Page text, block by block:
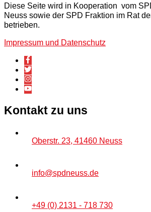
Diese Seite wird in Kooperation vom
Neuss sowie der SPD Fraktion im Rat
betrieben.
Impressum und Datenschutz
Kontakt zu uns
Oberstr. 23, 41460 Neuss
info@spdneuss.de
+49 (0) 2131 - 718 730